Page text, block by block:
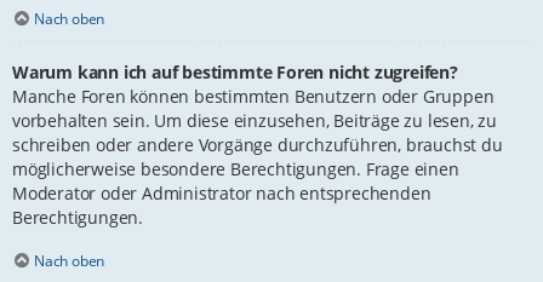
Nach oben
Warum kann ich auf bestimmte Foren nicht zugreifen?
Manche Foren können bestimmten Benutzern oder Gruppen
vorbehalten sein. Um diese einzusehen, Beiträge zu lesen, zu
schreiben oder andere Vorgänge durchzuführen, brauchst du
möglicherweise besondere Berechtigungen. Frage einen
Moderator oder Administrator nach entsprechenden
Berechtigungen.
Nach oben